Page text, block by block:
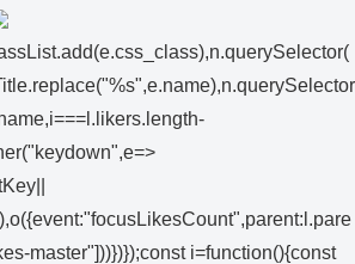
master"]))})});const i=function(){const